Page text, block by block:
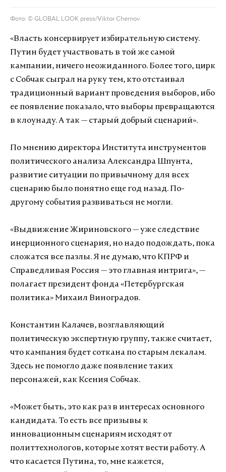
Фото: © GLOBAL LOOK press/Viktor Chernov
«Власть консервирует избирательную систему.
Путин будет участвовать в той же самой
кампании, ничего неожиданного. Более того, цирк
с Собчак сыграл на руку тем, кто отстаивал
традиционный вариант проведения выборов, ибо
ее появление показало, что выборы превращаются
в клоунаду. А так — старый добрый сценарий».
По мнению директора Института инструментов
политического анализа Александра Шпунта,
развитие ситуации по привычному для всех
сценарию было понятно еще год назад. По-
другому события развиваться не могли.
«Выдвижение Жириновского — уже следствие
инерционного сценария, но надо подождать, пока
сложатся все пазлы. Я не думаю, что КПРФ и
Справедливая Россия — это главная интрига», —
полагает президент фонда «Петербургская
политика» Михаил Виноградов.
Константин Калачев, возглавляющий
политическую экспертную группу, также считает,
что кампания будет соткана по старым лекалам.
Здесь не помогло даже появление таких
персонажей, как Ксения Собчак.
«Может быть, это как раз в интересах основного
кандидата. То есть все призывы к
инновационным сценариям исходят от
политтехнологов, которые хотят вести работу. А
что касается Путина, то, мне кажется,